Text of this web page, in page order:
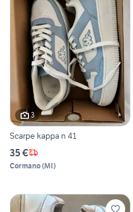
3
Scarpe kappa n 41
35 €
Cormano(MI)